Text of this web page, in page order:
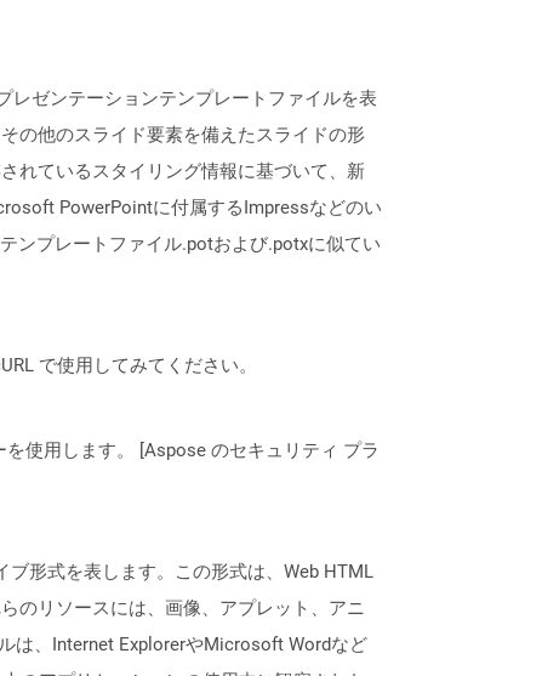
レゼンテーションテンプレートファイルを表
の他のスライド要素を備えたスライドの形
れているスタイリング情報に基づいて、新
PowerPointに付属するImpressなどのい
ンプレートファイル.potおよび.potxに似てい
で使用してみてください。
使用します。 [Aspose のセキュリティ プラ
形式を表します。この形式は、Web HTML
のリソースには、画像、アプレット、アニ
は、Internet ExplorerやMicrosoft Wordなど